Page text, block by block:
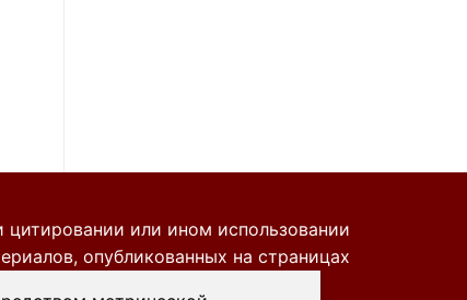
цитировании или ином использовании
опубликованных на страницах